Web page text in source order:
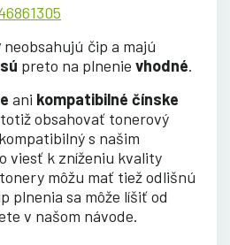
neobsahujú čip a majú
preto na plnenie vhodné.
ani kompatibilné čínske
obsahovať tonerový
s našim
viesť k zníženiu kvality
môžu mať tiež odlišnú
plnenia sa môže líšiť od
v našom návode.